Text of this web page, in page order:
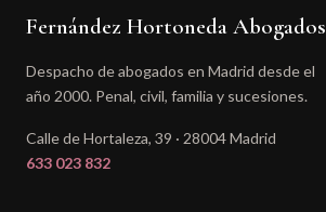
Fernández Hortoneda Abogados
Despacho de abogados en Madrid desde el
año 2000. Penal, civil, familia y sucesiones.
Calle de Hortaleza, 39 · 28004 Madrid
633 023 832